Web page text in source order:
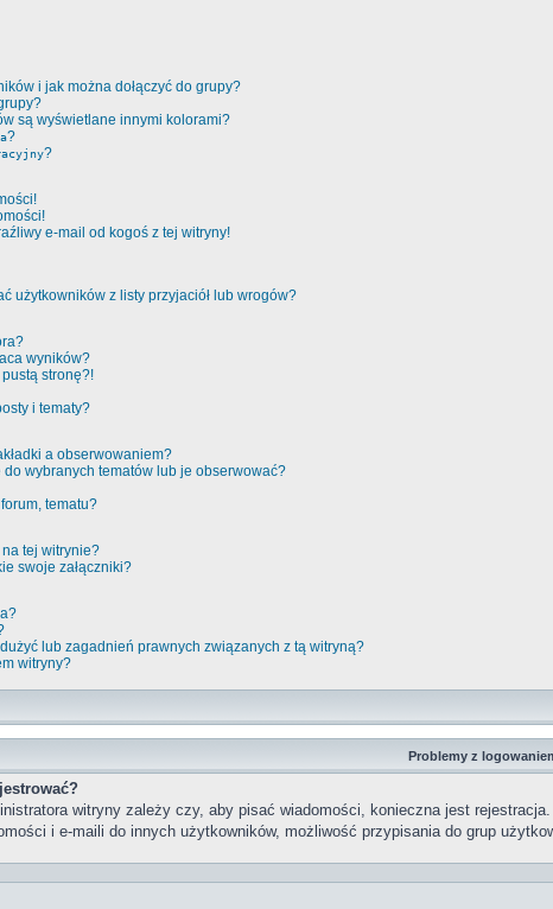
i jak można dołączyć do grupy?
są wyświetlane innymi kolorami?
?
?
e-mail od kogoś z tej witryny!
użytkowników z listy przyjaciół lub wrogów?
wyników?
stronę?!
i tematy?
a obserwowaniem?
wybranych tematów lub je obserwować?
tematu?
tej witrynie?
swoje załączniki?
lub zagadnień prawnych związanych z tą witryną?
witryny?
Problemy z
witryny zależy czy, aby pisać wiadomości, konieczna jest
i e-maili do innych użytkowników, możliwość przypisania do grup